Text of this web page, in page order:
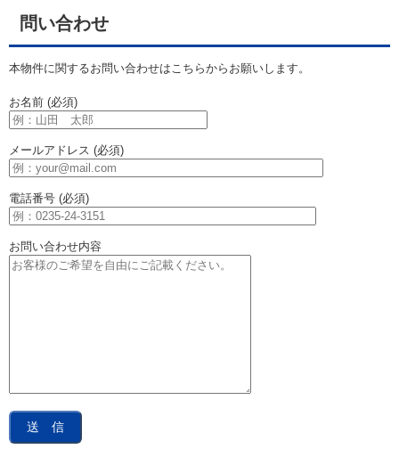
問い合わせ
本物件に関するお問い合わせはこちらからお願いします。
お名前 (必須)
メールアドレス (必須)
電話番号 (必須)
お問い合わせ内容